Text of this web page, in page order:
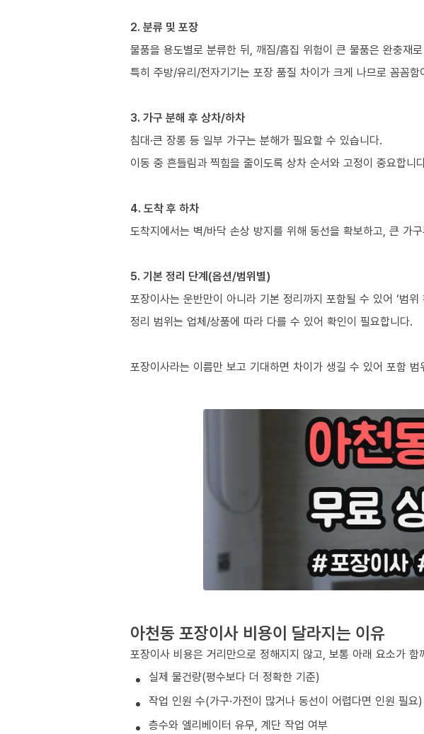
2. 분류 및 포장
물품을 용도별로 분류한 뒤, 깨짐/흠집 위험이 큰 물품은 완충재
특히 주방/유리/전자기기는 포장 품질 차이가 크게 나므로 꼼꼼함
3. 가구 분해 후 상차/하차
침대·큰 장롱 등 일부 가구는 분해가 필요할 수 있습니다.
이동 중 흔들림과 찍힘을 줄이도록 상차 순서와 고정이 중요합니
4. 도착 후 하차
도착지에서는 벽/바닥 손상 방지를 위해 동선을 확보하고, 큰 가
5. 기본 정리 단계(옵션/범위별)
포장이사는 운반만이 아니라 기본 정리까지 포함될 수 있어 ‘범위
정리 범위는 업체/상품에 따라 다를 수 있어 확인이 필요합니다.
포장이사라는 이름만 보고 기대하면 차이가 생길 수 있어 포함
아천동 포장이사 비용이 달라지는 이유
포장이사 비용은 거리만으로 정해지지 않고, 보통 아래 요소가 함
실제 물건량(평수보다 더 정확한 기준)
작업 인원 수(가구·가전이 많거나 동선이 어렵다면 인원 필요)
층수와 엘리베이터 유무, 계단 작업 여부